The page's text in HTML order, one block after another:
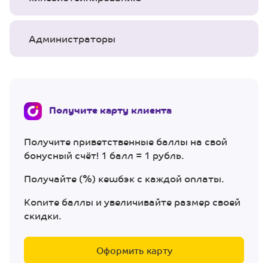
Администраторы
Получите карту клиента
Получите приветственные баллы на свой
бонусный счёт! 1 балл = 1 рубль.
Получайте (%) кешбэк с каждой оплаты.
Копите баллы и увеличивайте размер своей
скидки.
Оформить карту